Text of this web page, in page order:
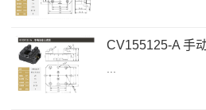
CV155125-A 手